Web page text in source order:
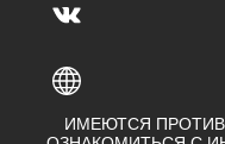
ИМЕЮТСЯ